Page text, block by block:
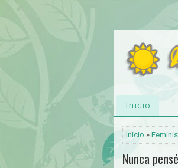
Inicio
Inicio »
Nunca